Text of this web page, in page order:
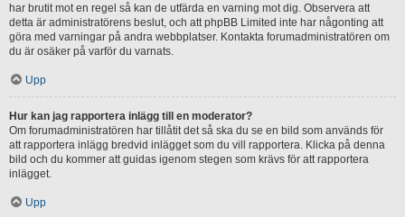
har brutit mot en regel så kan de utfärda en varning mot dig. Observera att
detta är administratörens beslut, och att phpBB Limited inte har någonting att
göra med varningar på andra webbplatser. Kontakta forumadministratören om
du är osäker på varför du varnats.
Upp
Hur kan jag rapportera inlägg till en moderator?
Om forumadministratören har tillåtit det så ska du se en bild som används för
att rapportera inlägg bredvid inlägget som du vill rapportera. Klicka på denna
bild och du kommer att guidas igenom stegen som krävs för att rapportera
inlägget.
Upp